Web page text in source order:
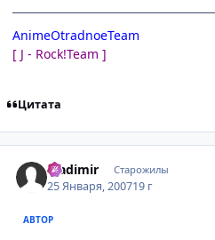
AnimeOtradnoeTeam
[ J - Rock!Team ]
Цитата
Vladimir Старожилы
25 Января, 200719 г
АВТОР